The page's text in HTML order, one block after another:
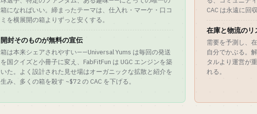
箱になればいい。締まったテーマは、仕入れ・マーケ・口コ
ミを横展開の箱よりずっと安くする。
開封そのものが無料の宣伝
箱は本来シェアされやすい——Universal Yums は毎回の発送
を国クイズと小冊子に変え、FabFitFun は UGC エンジンを築
いた。よく設計された見せ場はオーガニックな拡散と紹介を
生み、多くの箱を殺す ~$72 の CAC を下げる。
CAC は永遠に回
在庫と物流のリ
需要を予測し、
自分でかぶる。
タルより運営が
れる。